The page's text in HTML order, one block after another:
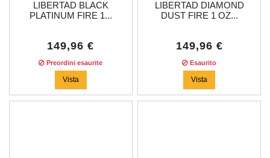
LIBERTAD BLACK
PLATINUM FIRE 1...
149,96 €
Preordini esaurite
Vista
LIBERTAD DIAMOND
DUST FIRE 1 OZ...
149,96 €
Esaurito
Vista